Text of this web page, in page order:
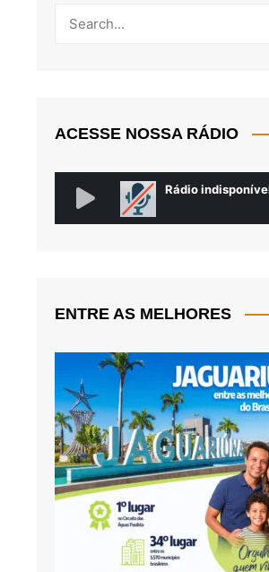
ACESSE NOSSA RÁDIO
ENTRE AS MELHORES